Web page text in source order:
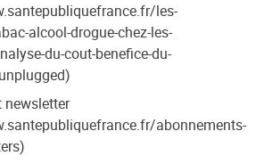
les-
alcool-drogue-chez-les-
du-cout-benefice-du-
newsletter
abonnements-